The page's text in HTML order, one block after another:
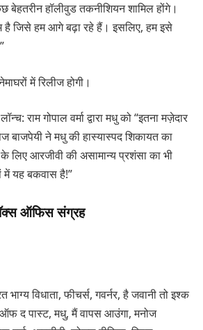
बेहतरीन हॉलीवुड तकनीशियन शामिल होंगे।
है जिसे हम आगे बढ़ा रहे हैं। इसलिए, हम इसे
में रिलीज होगी।
राम गोपाल वर्मा द्वारा मधु को “इतना मज़ेदार
बाजपेयी ने मधु की हास्यास्पद शिकायत का
लिए आरजीवी की असामान्य प्रशंसा का भी
में यह बकवास है!”
ऑफिस संग्रह
भाग्य विधाता, फीचर्स, गवर्नर, है जवानी तो इश्क
ऑफ द पास्ट, मधु, मैं वापस आउंगा, मनोज